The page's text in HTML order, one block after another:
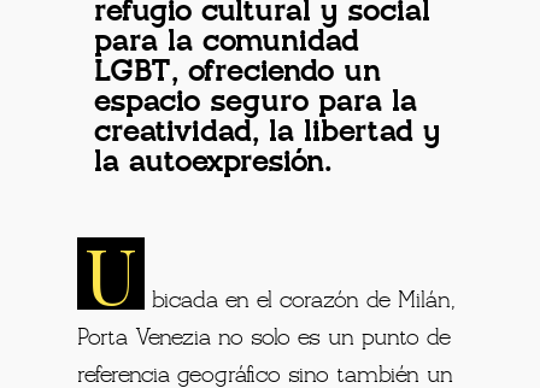
refugio cultural y social
para la comunidad
LGBT, ofreciendo un
espacio seguro para la
creatividad, la libertad y
la autoexpresión.
U
bicada en el corazón de Milán,
Porta Venezia no solo es un punto de
referencia geográfico sino también un